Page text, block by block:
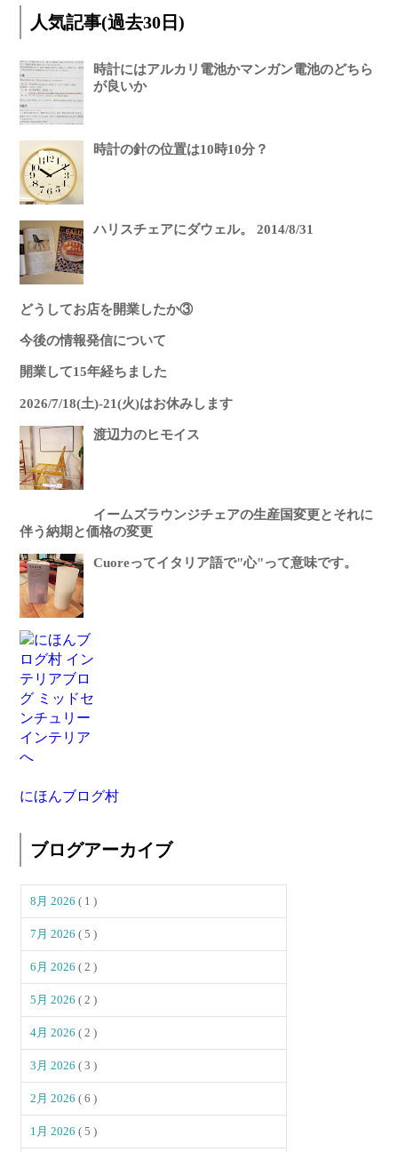
人気記事(過去30日)
時計にはアルカリ電池かマンガン電池のどちら
が良いか
時計の針の位置は10時10分？
ハリスチェアにダウェル。 2014/8/31
どうしてお店を開業したか③
今後の情報発信について
開業して15年経ちました
2026/7/18(土)-21(火)はお休みします
渡辺力のヒモイス
イームズラウンジチェアの生産国変更とそれに
伴う納期と価格の変更
Cuoreってイタリア語で"心"って意味です。
にほんブログ村
ブログアーカイブ
8月 2026( 1 )
7月 2026( 5 )
6月 2026( 2 )
5月 2026( 2 )
4月 2026( 2 )
3月 2026( 3 )
2月 2026( 6 )
1月 2026( 5 )